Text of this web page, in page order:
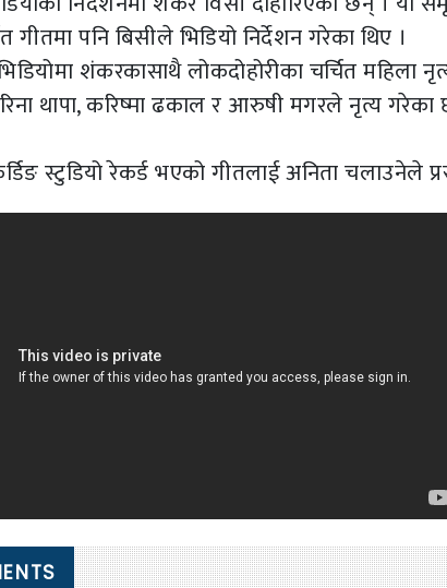
गीतमा पनि बिसीले भिडियो निर्देशन गरेका थिए ।
शंकरकासाथै लोकदोहोरीका चर्चित
थापा, करिष्मा ढकाल र आरुषी मगरले नृत्य गरेका
स्टुडियो रेकर्ड भएको गीतलाई अनिता चलाउनेले